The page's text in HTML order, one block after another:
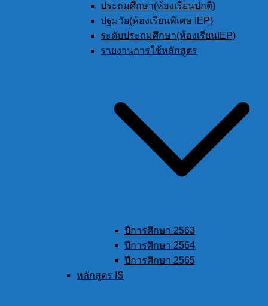
ประถมศึกษา(ห้องเรียนปกติ)
ปฐมวัย(ห้องเรียนพิเศษ IEP)
ระดับประถมศึกษา(ห้องเรียนIEP)
รายงานการใช้หลักสูตร
ปีการศึกษา 2563
ปีการศึกษา 2564
ปีการศึกษา 2565
หลักสูตร IS